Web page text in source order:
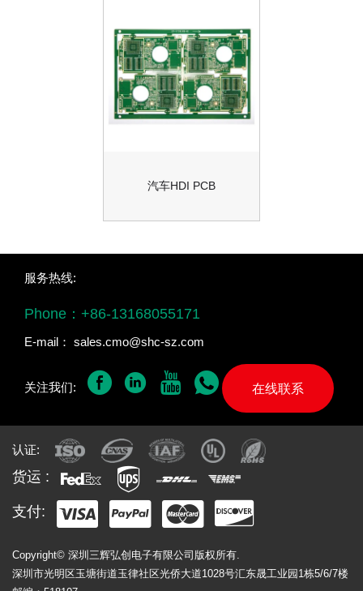
汽车HDI PCB
服务热线:
Phone： +86-13168055171
E-mail： sales.cmo@shc-sz.com
关注我们: 在线联系
认证:
货运 :
支付:
Copyright© 深圳三辉弘创电子有限公司版权所有.
深圳市光明区玉塘街道玉律社区光侨大道1028号汇东晟工业园1栋5/6/7楼